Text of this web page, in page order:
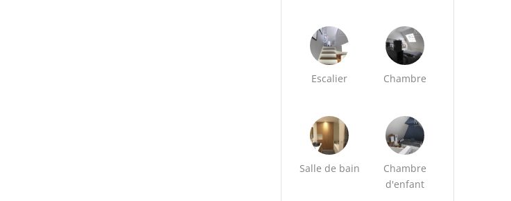
Escalier Chambre
Salle de bain
Chambre
d'enfant